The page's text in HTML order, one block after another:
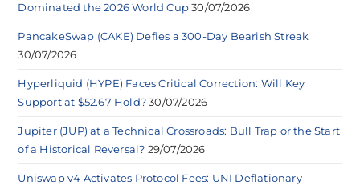
Dominated the 2026 World Cup 30/07/2026
PancakeSwap (CAKE) Defies a 300-Day Bearish Streak
30/07/2026
Hyperliquid (HYPE) Faces Critical Correction: Will Key
Support at $52.67 Hold? 30/07/2026
Jupiter (JUP) at a Technical Crossroads: Bull Trap or the Start
of a Historical Reversal? 29/07/2026
Uniswap v4 Activates Protocol Fees: UNI Deflationary